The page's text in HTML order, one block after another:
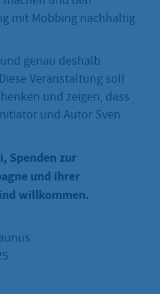
mit Mobbing nachhaltig
genau deshalb
Veranstaltung soll
und zeigen, dass
und Autor Sven
Spenden zur
und ihrer
willkommen.